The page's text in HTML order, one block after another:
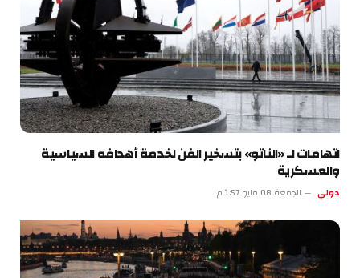
اتهامات لـ «الناتو» بتسخير الفن لخدمة أهدافه السياسية
والعسكرية
دولي الجمعة 08 مايو 1:57 م